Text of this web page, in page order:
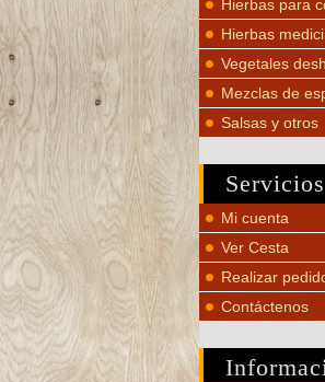
Hierbas para
Hierbas
Vegetales
Mezclas de
Salsas y otros
Servicios
Mi cuenta
Ver Cesta
Realizar
Contáctenos